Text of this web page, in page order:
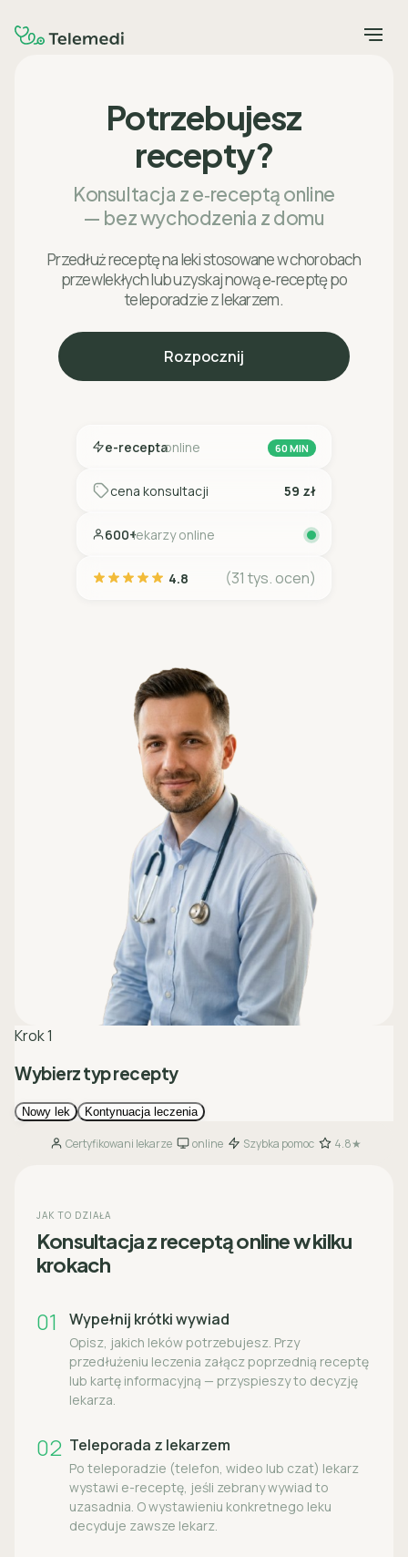
Potrzebujesz
recepty?
Konsultacja z e‑receptą online
— bez wychodzenia z domu
Przedłuż receptę na leki stosowane w chorobach
przewlekłych lub uzyskaj nową e‑receptę po
teleporadzie z lekarzem.
Rozpocznij
e-receptaonline 60 MIN
cena konsultacji 59 zł
600+lekarzy online
4.8 (31 tys. ocen)
Certyfikowani lekarze· online· Szybka pomoc· 4.8★
JAK TO DZIAŁA
Konsultacja z receptą online w kilku
krokach
01 Wypełnij krótki wywiad
Opisz, jakich leków potrzebujesz. Przy
przedłużeniu leczenia załącz poprzednią receptę
lub kartę informacyjną — przyspieszy to decyzję
lekarza.
02 Teleporada z lekarzem
Po teleporadzie (telefon, wideo lub czat) lekarz
wystawi e-receptę, jeśli zebrany wywiad to
uzasadnia. O wystawieniu konkretnego leku
decyduje zawsze lekarz.